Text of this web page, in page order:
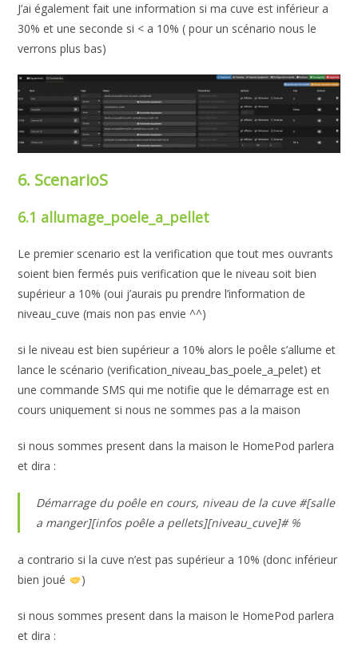
J’ai également fait une information si ma cuve est inférieur a
30% et une seconde si < a 10% ( pour un scénario nous le
verrons plus bas)
6. ScenarioS
6.1 allumage_poele_a_pellet
Le premier scenario est la verification que tout mes ouvrants
soient bien fermés puis verification que le niveau soit bien
supérieur a 10% (oui j’aurais pu prendre l’information de
niveau_cuve (mais non pas envie ^^)
si le niveau est bien supérieur a 10% alors le poêle s’allume et
lance le scénario (verification_niveau_bas_poele_a_pelet) et
une commande SMS qui me notifie que le démarrage est en
cours uniquement si nous ne sommes pas a la maison
si nous sommes present dans la maison le HomePod parlera
et dira :
Démarrage du poêle en cours, niveau de la cuve #[salle
a manger][infos poêle a pellets][niveau_cuve]# %
a contrario si la cuve n’est pas supérieur a 10% (donc inférieur
bien joué
)
si nous sommes present dans la maison le HomePod parlera
et dira :